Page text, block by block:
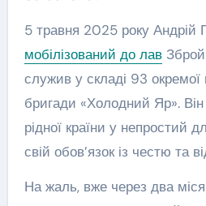
5 травня 2025 року Андрій
мобілізований до лав
служив у складі 93 окремої
бригади «Холодний Яр».
рідної країни у непростий
свій обов’язок із честю та
На жаль, вже через два